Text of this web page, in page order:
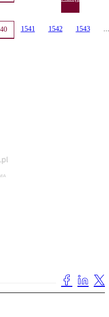
1541 1542 1543